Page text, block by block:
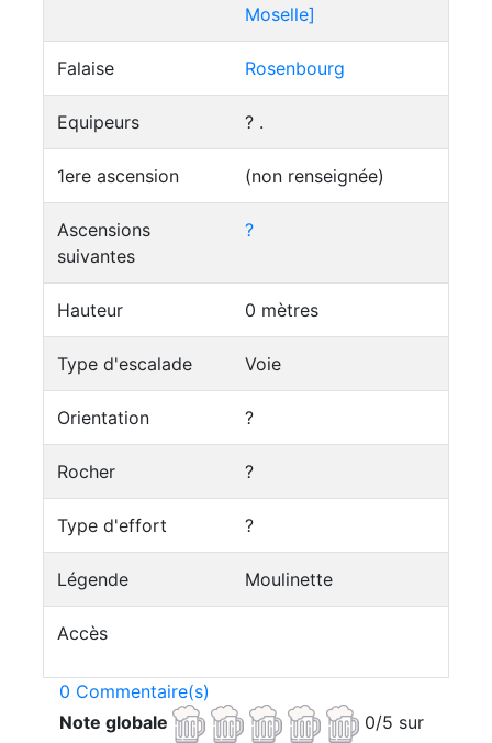
Moselle]
Falaise Rosenbourg
Equipeurs ? .
1ere ascension (non renseignée)
Ascensions
suivantes
?
Hauteur 0 mètres
Type d'escalade Voie
Orientation ?
Rocher ?
Type d'effort ?
Légende Moulinette
Accès
0 Commentaire(s)
Note globale
0/5 sur